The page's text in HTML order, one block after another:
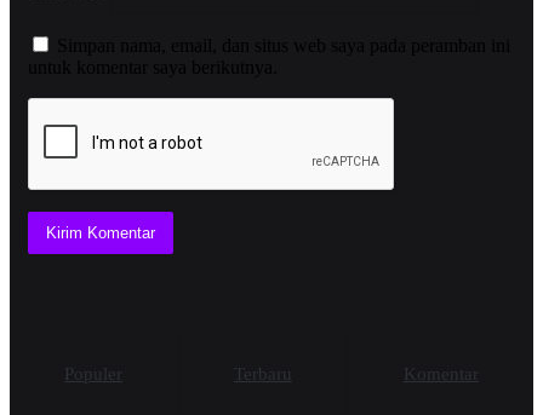
Simpan nama, email, dan situs web saya pada peramban ini
untuk komentar saya berikutnya.
Populer Terbaru Komentar